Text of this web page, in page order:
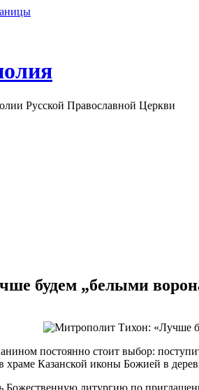
Русской Православной Церкви
будем „белыми
постоянно стоит выбор:
храме Казанской иконы Божией в
Божественную литургию по